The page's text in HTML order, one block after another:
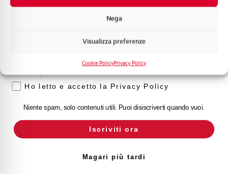
Nega
Visualizza preferenze
Cookie PolicyPrivacy Policy
Formazione tecnica
Voglio ricevere aggiornamenti, novità di
Ho letto e accetto la Privacy Policy
Niente spam, solo contenuti utili. Puoi disiscriverti quando vuoi.
Iscriviti ora
Magari più tardi